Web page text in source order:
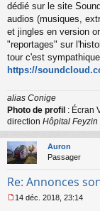
dédié sur le site
audios (musiques,
et jingles en version
"reportages" sur
tour c'est
https://
alias Conige
Photo de profil : Écran
direction Hôpital
Auron
Passager
Re: Annonces
14 déc. 2018, 23:14